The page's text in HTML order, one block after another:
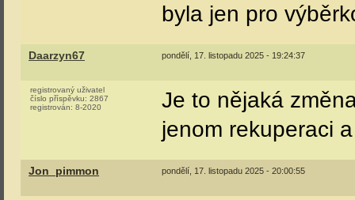
byla jen pro
Daarzyn67 pondělí, 17. listopadu 2025 - 19:24:37
registrovaný uživatel
číslo příspěvku: 2867
registrován: 8-2020
Je to nějaká
jenom rekuperaci
Jon_pimmon pondělí, 17. listopadu 2025 - 20:00:55